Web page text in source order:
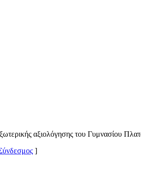
αξιολόγησης του Γυμνασίου
]